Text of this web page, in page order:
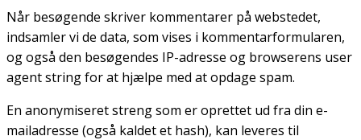
Når besøgende skriver kommentarer på webstedet,
indsamler vi de data, som vises i kommentarformularen,
og også den besøgendes IP-adresse og browserens user
agent string for at hjælpe med at opdage spam.
En anonymiseret streng som er oprettet ud fra din e-
mailadresse (også kaldet et hash), kan leveres til